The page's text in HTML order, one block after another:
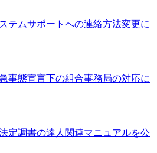
テムサポートへの連絡方法変更に
態宣言下の組合事務局の対応に
定調書の達人関連マニュアルを公